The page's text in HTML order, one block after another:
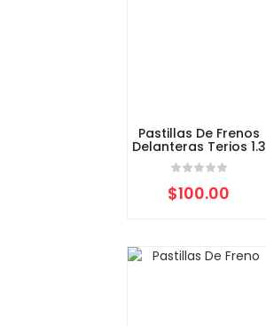
Pastillas De Frenos
Delanteras Terios 1.3
$100.00